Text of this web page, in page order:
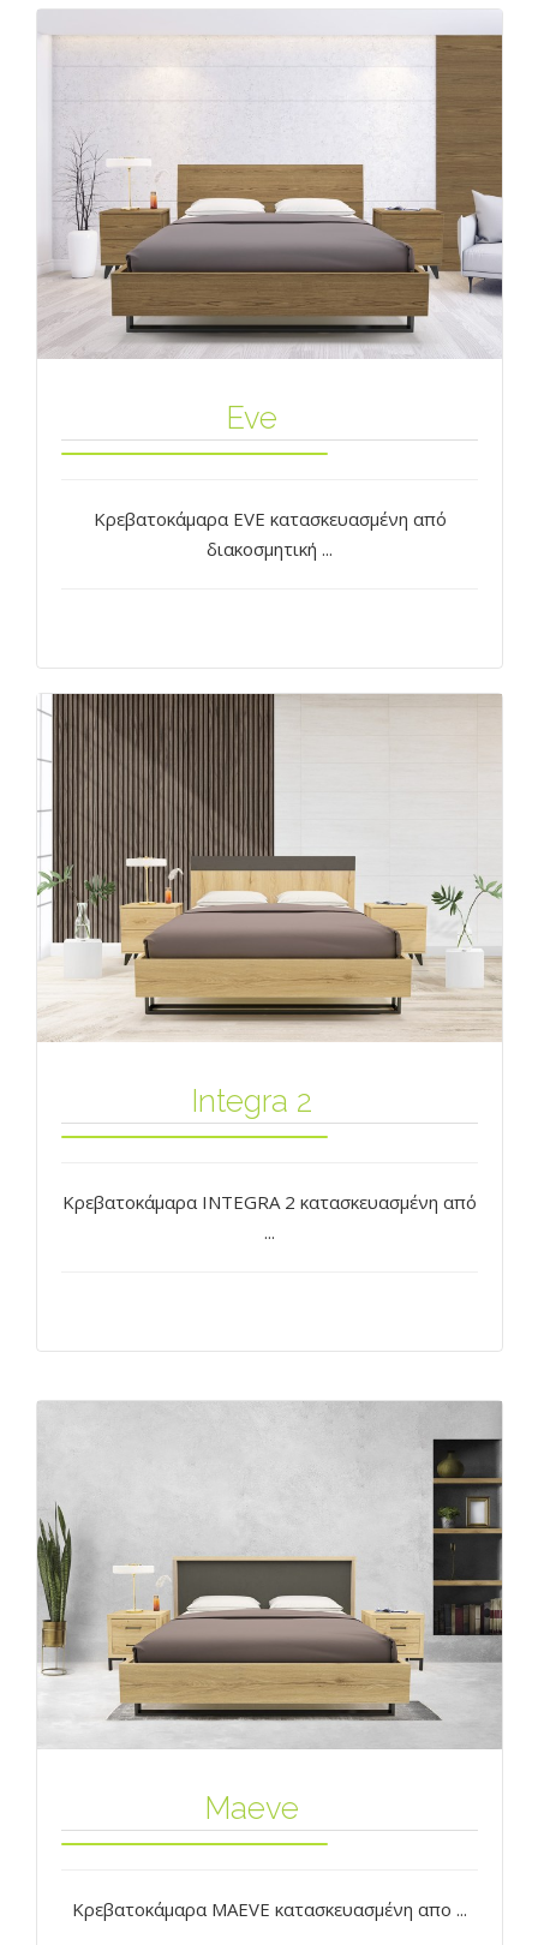
Eve
Κρεβατοκάμαρα EVE κατασκευασμένη από
διακοσμητική ...
Integra 2
Κρεβατοκάμαρα INTEGRΑ 2 κατασκευασμένη από
...
Maeve
Κρεβατοκάμαρα ΜAEVE κατασκευασμένη απο ...